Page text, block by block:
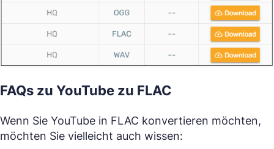
FAQs zu YouTube zu FLAC
Wenn Sie YouTube in FLAC konvertieren möchten,
möchten Sie vielleicht auch wissen: